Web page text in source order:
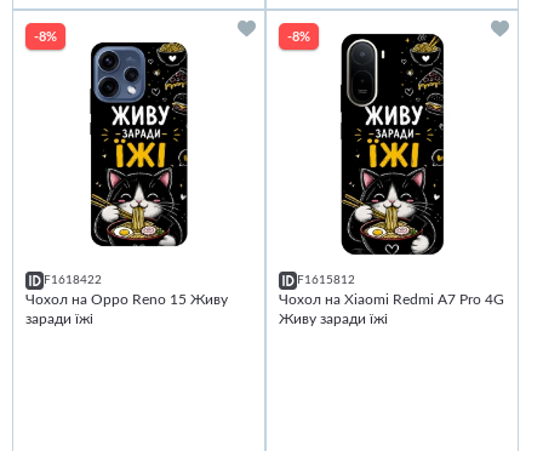
-8%
F1618422
Чохол на Oppo Reno 15 Живу
заради їжі
-8%
F1615812
Чохол на Xiaomi Redmi A7 Pro 4G
Живу заради їжі